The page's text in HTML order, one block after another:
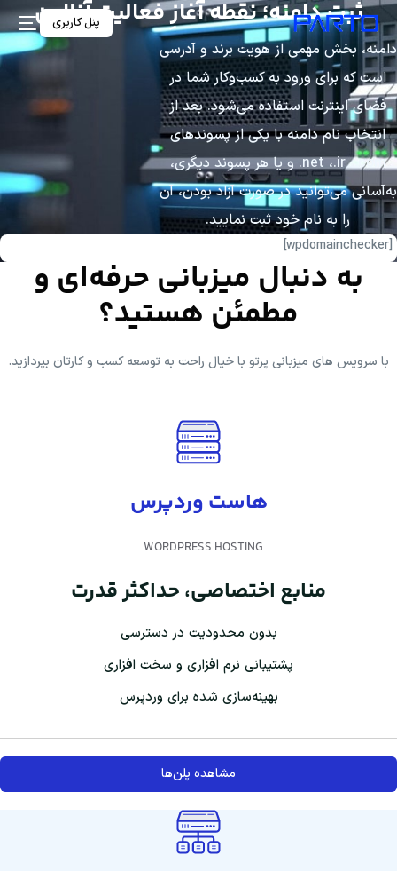
پنل کاربری
ثبت دامنه؛ نقطه آغازِ فعالیت آنلاین
دامنه، بخش مهمی از هویت برند و آدرسی
است که برای ورود به کسب‌وکار شما در
فضای اینترنت استفاده می‌شود. بعد از
انتخاب نام دامنه با یکی از پسوندهای
net ،.ir ،.com. و یا هر پسوند دیگری،
به‌آسانی می‌توانید در صورت آزاد بودن، آن
را به نام خود ثبت نمایید.
[wpdomainchecker]
به دنبال میزبانی حرفه‌ای و
مطمئن هستید؟
با سرویس های میزبانی پرتو با خیال راحت به توسعه کسب و کارتان بپردازید.
هاست وردپرس
WORDPRESS HOSTING
منابع اختصاصی، حداکثر قدرت
بدون محدودیت در دسترسی
پشتیبانی نرم افزاری و سخت افزاری
بهینه‌سازی شده برای وردپرس
مشاهده پلن‌ها